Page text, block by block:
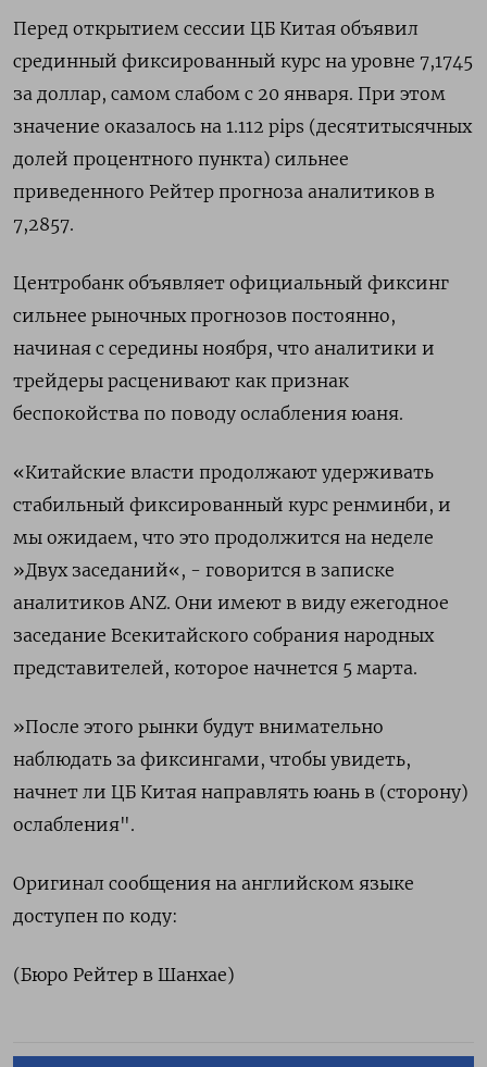
Перед открытием сессии ЦБ Китая объявил
срединный фиксированный курс на уровне 7,1745
за доллар, самом слабом с 20 января. При этом
значение оказалось на 1.112 pips (десятитысячных
долей процентного пункта) сильнее
приведенного Рейтер прогноза аналитиков в
7,2857.
Центробанк объявляет официальный фиксинг
сильнее рыночных прогнозов постоянно,
начиная с середины ноября, что аналитики и
трейдеры расценивают как признак
беспокойства по поводу ослабления юаня.
«Китайские власти продолжают удерживать
стабильный фиксированный курс ренминби, и
мы ожидаем, что это продолжится на неделе
»Двух заседаний«, - говорится в записке
аналитиков ANZ. Они имеют в виду ежегодное
заседание Всекитайского собрания народных
представителей, которое начнется 5 марта.
»После этого рынки будут внимательно
наблюдать за фиксингами, чтобы увидеть,
начнет ли ЦБ Китая направлять юань в (сторону)
ослабления".
Оригинал сообщения на английском языке
доступен по коду:
(Бюро Рейтер в Шанхае)